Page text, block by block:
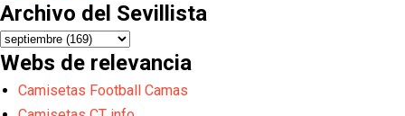
Archivo del Sevillista
Webs de relevancia
Camisetas Football Camas